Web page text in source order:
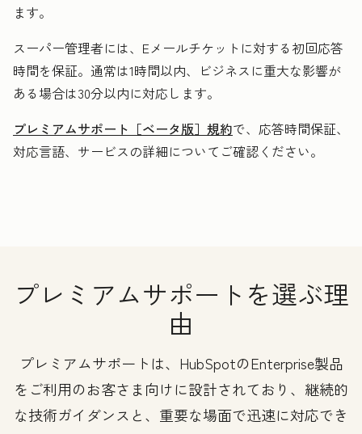
ます。
スーパー管理者には、Eメールチケットに対する初回応答
時間を保証。通常は1時間以内、ビジネスに重大な影響が
ある場合は30分以内に対応します。
プレミアムサポート［ベータ版］規約で、応答時間保証、
対応言語、サービスの詳細についてご確認ください。
プレミアムサポートを選ぶ理
由
プレミアムサポートは、HubSpotのEnterprise製品
をご利用のお客さま向けに設計されており、継続的
な技術ガイダンスと、重要な場面で迅速に対応でき